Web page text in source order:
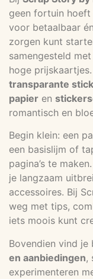
geen fortuin hoeft
voor betaalbaar
zorgen kunt
samengesteld
hoge
transparante
papier en
romantisch en
Begin klein: een
een basislijm of
pagina’s te
je langzaam
accessoires. Bij
weg met tips,
iets moois kunt
Bovendien vind je
en aanbiedingen,
experimenteren